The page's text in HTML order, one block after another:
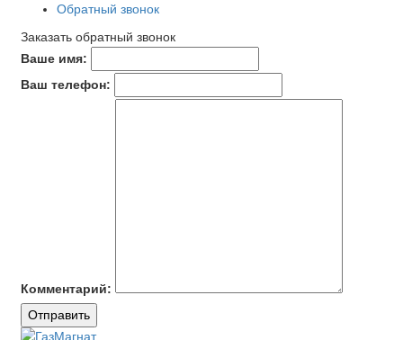
Обратный звонок
Заказать обратный звонок
Ваше имя:
Ваш телефон:
Комментарий:
Отправить